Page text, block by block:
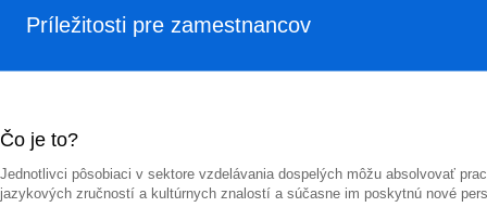
Príležitosti pre zamestnancov
Čo je to?
Jednotlivci pôsobiaci v sektore vzdelávania dospelých môžu absolvovať
jazykových zručností a kultúrnych znalostí a súčasne im poskytnú nové